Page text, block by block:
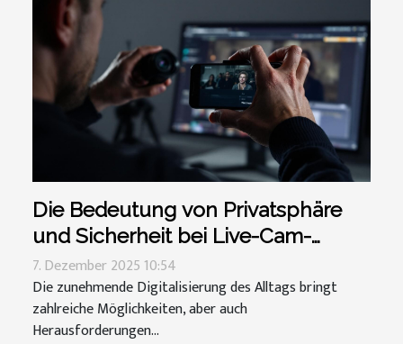
Die Bedeutung von Privatsphäre
und Sicherheit bei Live-Cam-
Sessions
7. Dezember 2025 10:54
Die zunehmende Digitalisierung des Alltags bringt
zahlreiche Möglichkeiten, aber auch
Herausforderungen...